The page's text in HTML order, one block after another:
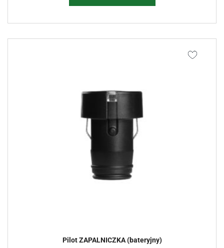
Pilot ZAPALNICZKA (bateryjny)